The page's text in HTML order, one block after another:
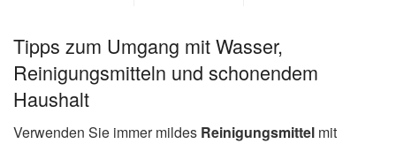
Tipps zum Umgang mit Wasser,
Reinigungsmitteln und schonendem
Haushalt
Verwenden Sie immer mildes Reinigungsmittel mit